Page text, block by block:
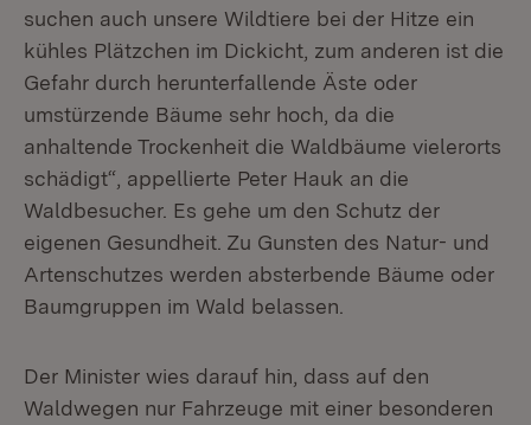
suchen auch unsere Wildtiere bei der Hitze ein
kühles Plätzchen im Dickicht, zum anderen ist die
Gefahr durch herunterfallende Äste oder
umstürzende Bäume sehr hoch, da die
anhaltende Trockenheit die Waldbäume vielerorts
schädigt“, appellierte Peter Hauk an die
Waldbesucher. Es gehe um den Schutz der
eigenen Gesundheit. Zu Gunsten des Natur- und
Artenschutzes werden absterbende Bäume oder
Baumgruppen im Wald belassen.
Der Minister wies darauf hin, dass auf den
Waldwegen nur Fahrzeuge mit einer besonderen